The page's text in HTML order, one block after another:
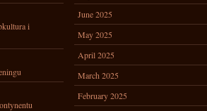
i
June 2025
May 2025
April 2025
March 2025
February 2025